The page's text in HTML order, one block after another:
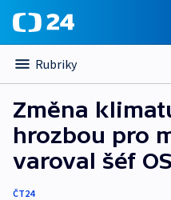
Rubriky
Změna
hrozbou pro
varoval šéf
ČT24